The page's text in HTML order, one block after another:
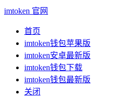
imtoken 官网
首页
imtoken钱包苹果版
imtoken安卓最新版
imtoken钱包下载
imtoken钱包最新版
关闭